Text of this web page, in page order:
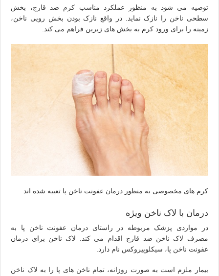
توصیه می شود به منظور عملکرد مناسب کرم ضد قارچ، بخش
سطحی ناخن را نازک نماید. در واقع نازک بودن بخش رویی ناخن،
زمینه را برای ورود کرم به بخش های زیرین فراهم می کند.
کرم های مخصوصی به منظور درمان عفونت ناخن پا تعبیه شده اند
درمان با لاک ناخن ویژه
در مواردی پزشک مربوطه در راستای درمان عفونت ناخن پا به
مصرف لاک ناخن ضد قارچ اقدام می کند. لاک ناخن برای درمان
عفونت ناخن پا، سیکلوپیروکس نام دارد.
بیمار ملزم است به صورت روزانه، تمام ناخن های پا را به لاک ناخن